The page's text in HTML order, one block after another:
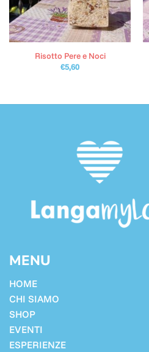
Risotto Pere e Noci
€5,60
MENU
HOME
CHI SIAMO
SHOP
EVENTI
ESPERIENZE